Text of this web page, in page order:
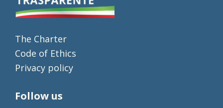
The Charter
Code of Ethics
Privacy policy
Follow us